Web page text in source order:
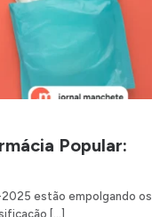
Popular:
2025 estão empolgando os
[…]